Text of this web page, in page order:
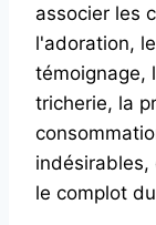
associer les
l'adoration,
témoignage,
tricherie, la
indésirables,
le complot